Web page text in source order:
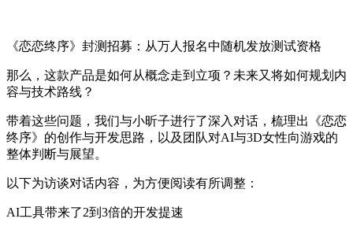
《恋恋终序》封测招募：从万人报名中随机发放测试资格
那么，这款产品是如何从概念走到立项？未来又将如何规划内
容与技术路线？
带着这些问题，我们与小昕子进行了深入对话，梳理出《恋恋
终序》的创作与开发思路，以及团队对AI与3D女性向游戏的
整体判断与展望。
以下为访谈对话内容，为方便阅读有所调整：
AI工具带来了2到3倍的开发提速